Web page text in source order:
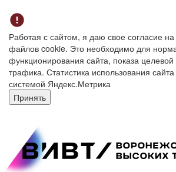
Работая с сайтом, я даю свое согласие
файлов cookie. Это необходимо для
функционирования сайта, показа
трафика. Статистика использования
системой Яндекс.Метрика
Принять